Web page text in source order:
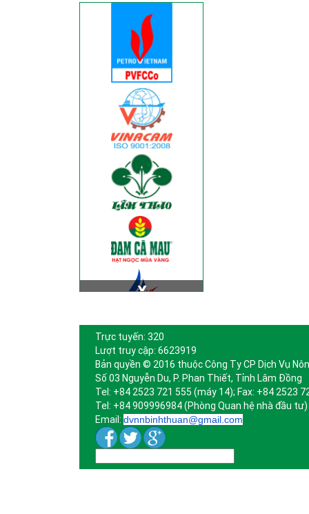
Trực tuyến: 320
Lượt truy cập: 6623919
Bản quyền © 2016 thuộc Công Ty CP Dịch Vụ
Số 03 Nguyễn Du, P. Phan Thiết, Tỉnh Lâm Đồng
Tel: +84 2523 721 555 (máy 14); Fax: +84 2523
Tel: +84 909996984 (Phòng Quan hệ nhà đầu tư)
Email: dvnnbinhthuan@gmail.com